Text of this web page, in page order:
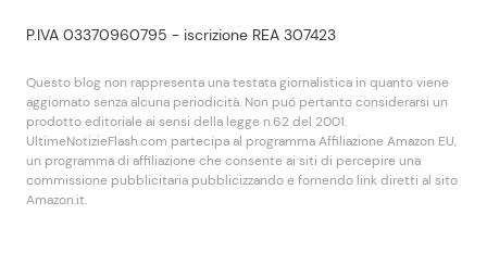
P.IVA 03370960795 - iscrizione REA 307423
Questo blog non rappresenta una testata giornalistica in quanto viene
aggiornato senza alcuna periodicità. Non puó pertanto considerarsi un
prodotto editoriale ai sensi della legge n.62 del 2001.
UltimeNotizieFlash.com partecipa al programma Affiliazione Amazon EU,
un programma di affiliazione che consente ai siti di percepire una
commissione pubblicitaria pubblicizzando e fornendo link diretti al sito
Amazon.it.